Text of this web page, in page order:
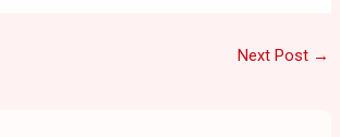
Next Post →